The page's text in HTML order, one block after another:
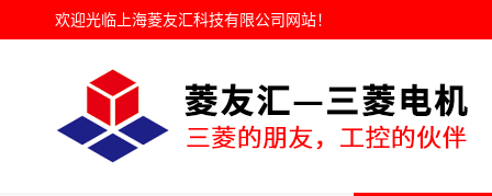
欢迎光临 上海菱友汇科技有限公司网站！